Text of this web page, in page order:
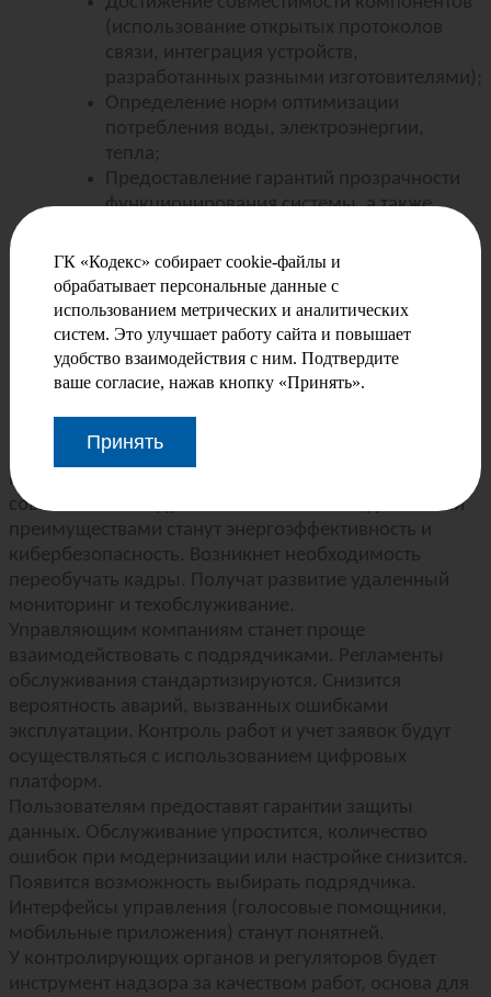
(использование открытых протоколов
связи, интеграция устройств,
разработанных разными изготовителями);
Определение норм оптимизации
потребления воды, электроэнергии,
тепла;
Предоставление гарантий прозрачности
функционирования системы, а также
Последствия для участников рынка
Застройщикам нужно учитывать новые требования
при проектировании. Сертифицированные решения
потребуют значительных расходов на строительство.
Повысится конкурентоспособность зданий. Появится
проектов).
Поставщики и интеграторы смогут разрабатывать
совместимые модульные системы. Конкурентными
преимуществами станут энергоэффективность и
кибербезопасность. Возникнет необходимость
переобучать кадры. Получат развитие удаленный
мониторинг и техобслуживание.
Управляющим компаниям станет проще
взаимодействовать с подрядчиками. Регламенты
обслуживания стандартизируются. Снизится
вероятность аварий, вызванных ошибками
эксплуатации. Контроль работ и учет заявок будут
осуществляться с использованием цифровых
платформ.
Пользователям предоставят гарантии защиты
данных. Обслуживание упростится, количество
ошибок при модернизации или настройке снизится.
Появится возможность выбирать подрядчика.
Интерфейсы управления (голосовые помощники,
мобильные приложения) станут понятней.
У контролирующих органов и регуляторов будет
инструмент надзора за качеством работ, основа для
ГК «Кодекс» собирает cookie-файлы и
обрабатывает персональные данные с
использованием метрических и аналитических
систем. Это улучшает работу сайта и повышает
удобство взаимодействия с ним. Подтвердите
ваше согласие, нажав кнопку «Принять».
Принять